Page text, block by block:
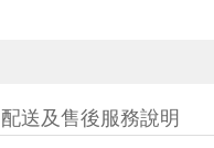
配送及售後服務說明